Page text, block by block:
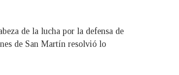
de la lucha por la defensa de
de San Martín resolvió lo